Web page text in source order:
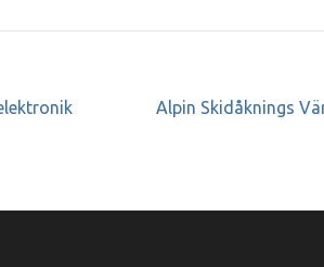
Alpin Skidåknings